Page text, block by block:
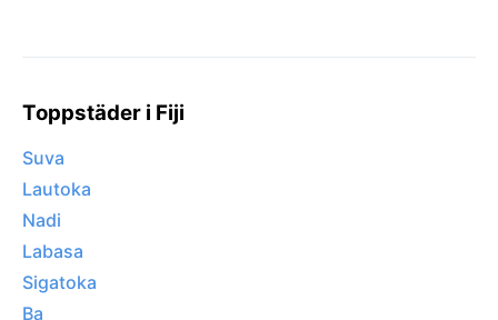
Toppstäder i Fiji
Suva
Lautoka
Nadi
Labasa
Sigatoka
Ba